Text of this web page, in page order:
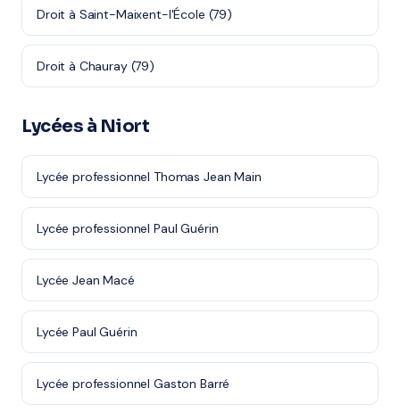
Droit à Saint-Maixent-l'École (79)
Droit à Chauray (79)
Lycées à Niort
Lycée professionnel Thomas Jean Main
Lycée professionnel Paul Guérin
Lycée Jean Macé
Lycée Paul Guérin
Lycée professionnel Gaston Barré